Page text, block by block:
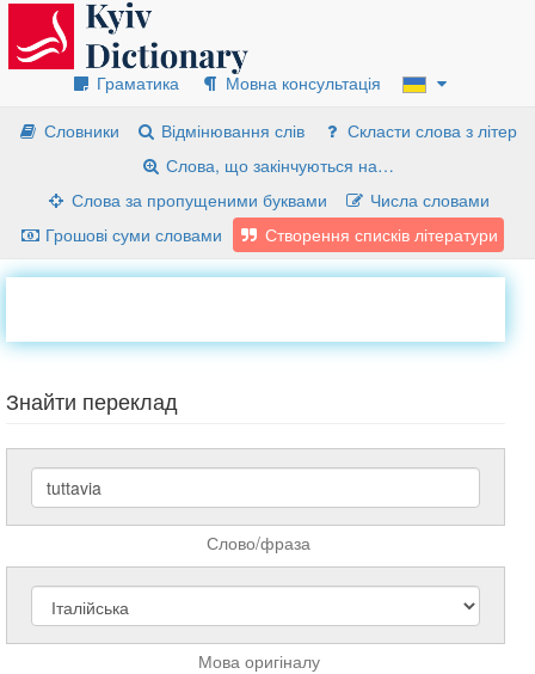
Граматика
Мовна консультація
Словники
Відмінювання слів
Скласти слова з літер
Слова, що закінчуються на…
Слова за пропущеними буквами
Числа словами
Грошові суми словами
Створення списків літератури
Знайти переклад
Слово/фраза
Мова оригіналу